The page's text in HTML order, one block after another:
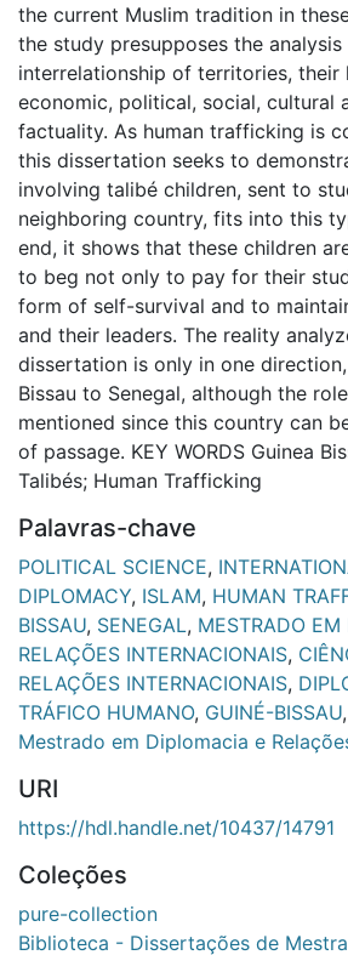
the current Muslim tradition in
the study presupposes the
interrelationship of territories, their
economic, political, social, cultural
factuality. As human trafficking is
this dissertation seeks to
involving talibé children, sent to
neighboring country, fits into this
end, it shows that these children
to beg not only to pay for their
form of self-survival and to
and their leaders. The reality
dissertation is only in one
Bissau to Senegal, although the
mentioned since this country can
of passage. KEY WORDS Guinea
Talibés; Human Trafficking
Palavras-chave
POLITICAL SCIENCE,
DIPLOMACY, ISLAM, HUMAN
BISSAU, SENEGAL, MESTRADO
RELAÇÕES INTERNACIONAIS,
RELAÇÕES INTERNACIONAIS,
TRÁFICO HUMANO, GUINÉ-BISSAU,
Mestrado em Diplomacia e
URI
https://hdl.handle.net/10437/14791
Coleções
pure-collection
Biblioteca - Dissertações de